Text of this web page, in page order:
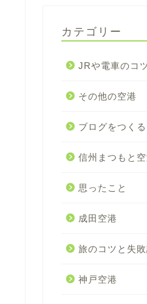
カテゴリー
JRや電車のコ
その他の空港
ブログをつくる
信州まつもと
思ったこと
成田空港
旅のコツと失
神戸空港